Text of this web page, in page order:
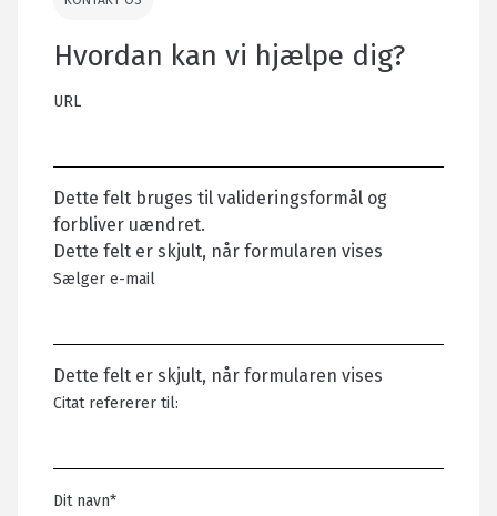
Hvordan kan vi hjælpe dig?
URL
Dette felt bruges til valideringsformål og
forbliver uændret.
Dette felt er skjult, når formularen vises
Sælger e-mail
Dette felt er skjult, når formularen vises
Citat refererer til:
Dit navn*